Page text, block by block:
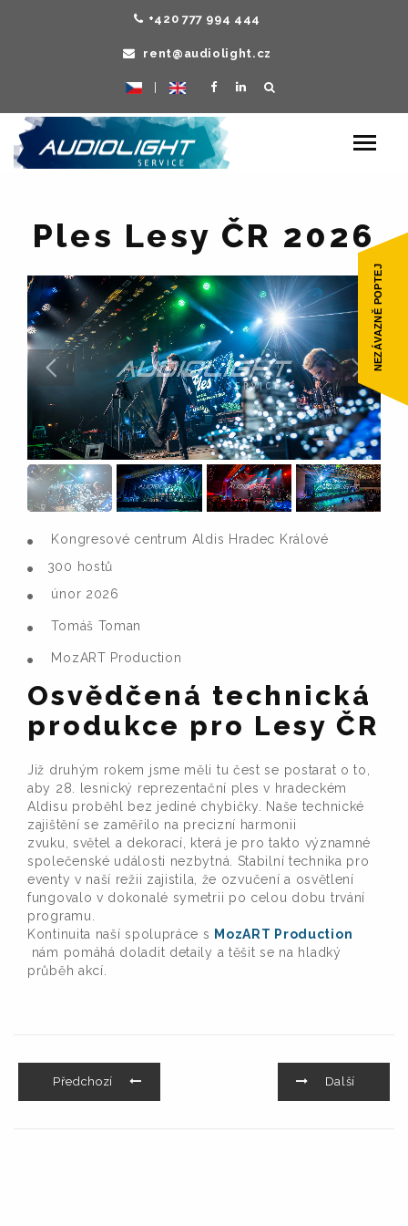
+420 777 994 444
rent@audiolight.cz
Toggle
Ples Lesy ČR 2026
Kongresové centrum Aldis Hradec Králové
300 hostů
únor 2026
Tomáš Toman
MozART Production
Osvědčená technická
produkce pro Lesy ČR
Již druhým rokem jsme měli tu čest se postarat o to,
aby 28. lesnický reprezentační ples v hradeckém
Aldisu proběhl bez jediné chybičky. Naše technické
zajištění se zaměřilo na precizní harmonii
zvuku, světel a dekorací, která je pro takto významné
společenské události nezbytná. Stabilní technika pro
eventy v naší režii zajistila, že ozvučení a osvětlení
fungovalo v dokonalé symetrii po celou dobu trvání
programu.
Kontinuita naší spolupráce s MozART Production
nám pomáhá doladit detaily a těšit se na hladký
průběh akcí.
Předchozí Další